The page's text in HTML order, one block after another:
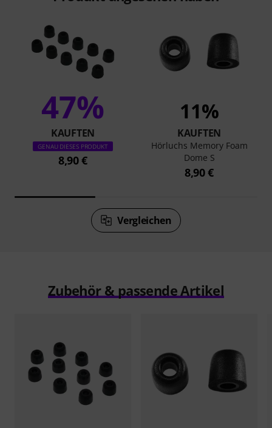
47%
KAUFTEN
GENAU DIESES PRODUKT
8,90 €
11%
KAUFTEN
Hörluchs Memory Foam
Dome S
8,90 €
Vergleichen
Zubehör & passende Artikel